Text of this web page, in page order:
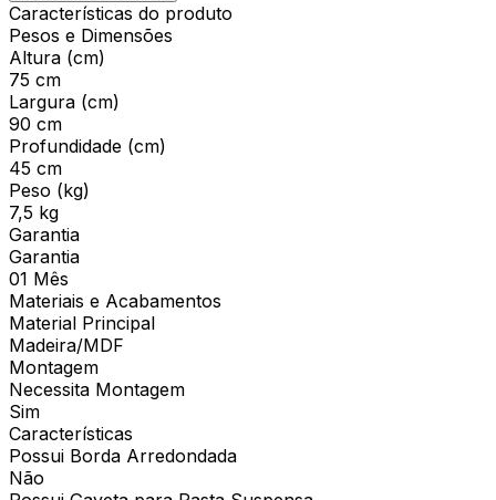
Características do produto
Pesos e Dimensões
Altura (cm)
75 cm
Largura (cm)
90 cm
Profundidade (cm)
45 cm
Peso (kg)
7,5 kg
Garantia
Garantia
01 Mês
Materiais e Acabamentos
Material Principal
Madeira/MDF
Montagem
Necessita Montagem
Sim
Características
Possui Borda Arredondada
Não